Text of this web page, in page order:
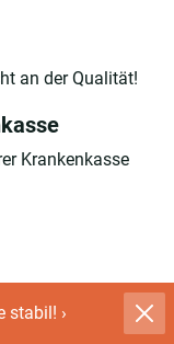
stabil! ›
an der Qualität!
Krankenkasse